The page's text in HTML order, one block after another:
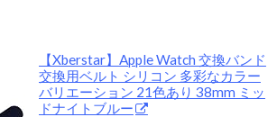
【Xberstar】Apple Watch 交換バンド
交換用ベルト シリコン 多彩なカラー
バリエーション 21色あり 38mm ミッ
ドナイトブルー